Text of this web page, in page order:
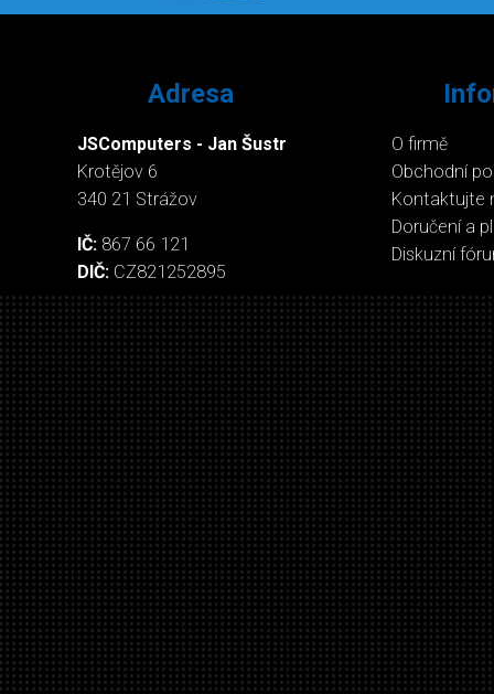
Adresa
JSComputers - Jan Šustr
Krotějov 6
340 21 Strážov
IČ: 867 66 121
DIČ: CZ821252895
O firmě
Obchodní
Kontaktujte
Doručení a
Diskuzní